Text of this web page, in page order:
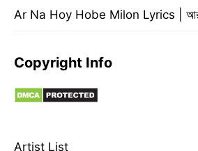
Ar Na Hoy Hobe Milon Lyrics | আর
Copyright Info
Artist List